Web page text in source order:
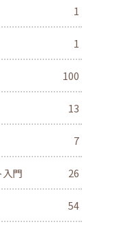
1
1
100
13
7
門 26
54